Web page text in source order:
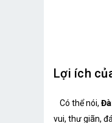
Lợi ích
Có thể nói,
vui, thư giãn,